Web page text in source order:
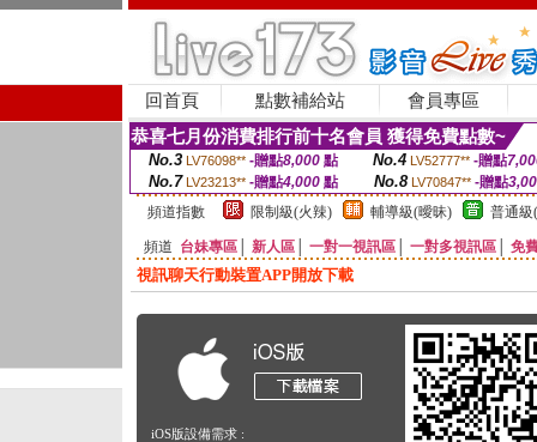
回首頁 點數補給站 會員專區
恭喜七月份消費排行前十名會員 獲得免費點數~
No.3 LV76098** -贈點8,000點 No.4 LV52777** -贈點
No.7 LV23213** -贈點4,000 點 No.8 LV70847** -贈點
頻道指數
限制級(火辣) 輔導級(曖昧) 普通級
頻道 台妹專區 新人區 一對一視訊區 一對多視訊區 免
視訊聊天行動裝置APP開放下載
iOS版設備需求 :